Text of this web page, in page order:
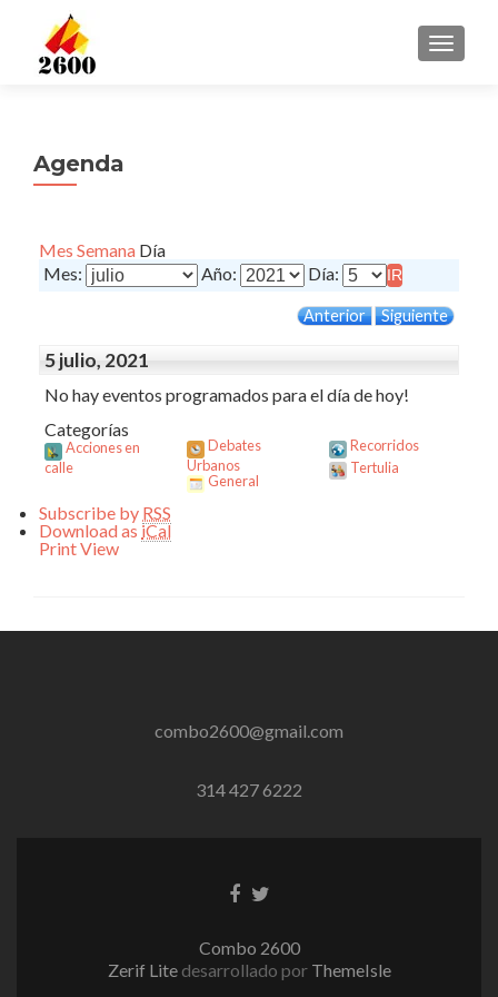
Agenda
Mes Semana Día
Mes:
Año: Día:
Anterior Siguiente
5 julio, 2021
No hay eventos programados para el día de hoy!
Categorías
Acciones en
calle
Debates
Urbanos
General
Recorridos
Tertulia
Subscribe by RSS
Download as iCal
PrintView
combo2600@gmail.com
314 427 6222
EnlaceEnlace
Combo 2600
Zerif Lite desarrollado por ThemeIsle